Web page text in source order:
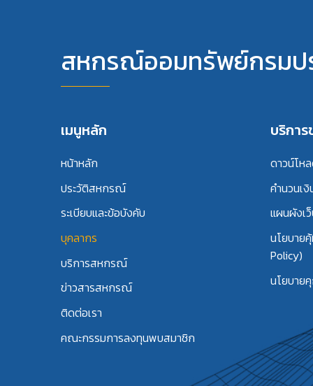
สหกรณ์ออมทรัพย์กรมป
เมนูหลัก
หน้าหลัก
ประวัติสหกรณ์
ระเบียบและข้อบังคับ
บุคลากร
บริการสหกรณ์
ข่าวสารสหกรณ์
ติดต่อเรา
คณะกรรมการลงทุนพบสมาชิก
บริกา
ดาวน์โห
คำนวนเ
แผนผังเ
นโยบาย
Policy)
นโยบาย